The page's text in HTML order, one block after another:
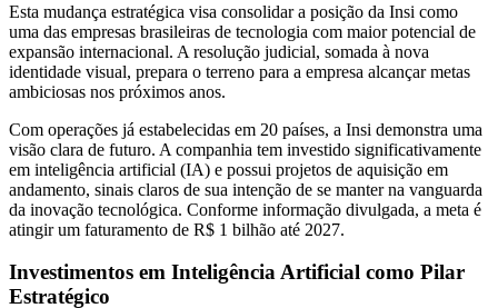
Esta mudança estratégica visa consolidar a posição da Insi como
uma das empresas brasileiras de tecnologia com maior potencial de
expansão internacional. A resolução judicial, somada à nova
identidade visual, prepara o terreno para a empresa alcançar metas
ambiciosas nos próximos anos.
Com operações já estabelecidas em 20 países, a Insi demonstra uma
visão clara de futuro. A companhia tem investido significativamente
em inteligência artificial (IA) e possui projetos de aquisição em
andamento, sinais claros de sua intenção de se manter na vanguarda
da inovação tecnológica. Conforme informação divulgada, a meta é
atingir um faturamento de R$ 1 bilhão até 2027.
Investimentos em Inteligência Artificial como Pilar
Estratégico